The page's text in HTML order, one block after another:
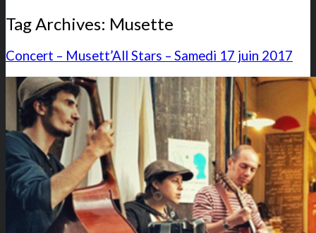
Tag Archives: Musette
Concert – Musett’All Stars – Samedi 17 juin 2017